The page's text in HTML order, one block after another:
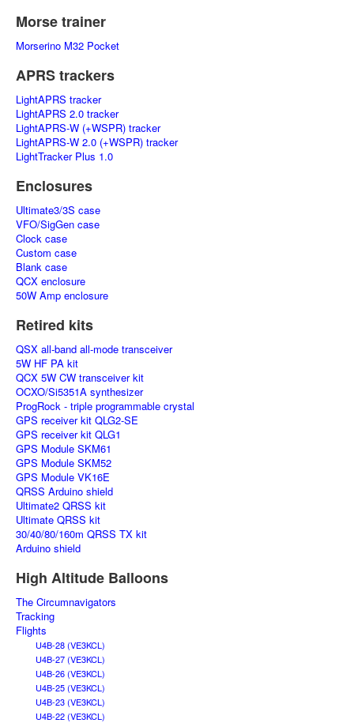
Morse trainer
Morserino M32 Pocket
APRS trackers
LightAPRS tracker
LightAPRS 2.0 tracker
LightAPRS-W (+WSPR) tracker
LightAPRS-W 2.0 (+WSPR) tracker
LightTracker Plus 1.0
Enclosures
Ultimate3/3S case
VFO/SigGen case
Clock case
Custom case
Blank case
QCX enclosure
50W Amp enclosure
Retired kits
QSX all-band all-mode transceiver
5W HF PA kit
QCX 5W CW transceiver kit
OCXO/Si5351A synthesizer
ProgRock - triple programmable crystal
GPS receiver kit QLG2-SE
GPS receiver kit QLG1
GPS Module SKM61
GPS Module SKM52
GPS Module VK16E
QRSS Arduino shield
Ultimate2 QRSS kit
Ultimate QRSS kit
30/40/80/160m QRSS TX kit
Arduino shield
High Altitude Balloons
The Circumnavigators
Tracking
Flights
U4B-28 (VE3KCL)
U4B-27 (VE3KCL)
U4B-26 (VE3KCL)
U4B-25 (VE3KCL)
U4B-23 (VE3KCL)
U4B-22 (VE3KCL)